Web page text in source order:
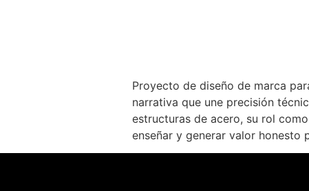
Proyecto de diseño de marca
narrativa que une precisión
estructuras de acero, su rol
enseñar y generar valor honesto